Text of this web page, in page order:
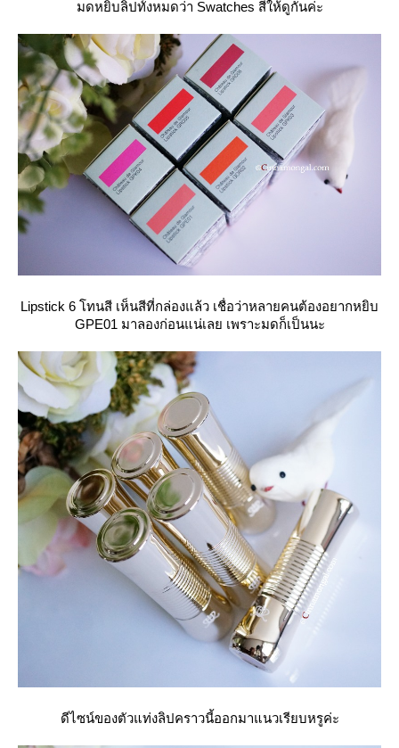
มดหยิบลิปทั้งหมดว่า Swatches สีให้ดูกันค่ะ
Lipstick 6 โทนสี เห็นสีที่กล่องแล้ว เชื่อว่าหลายคนต้องอยากหยิบ
GPE01 มาลองก่อนแน่เลย เพราะมดก็เป็นนะ
ดีไซน์ของตัวแท่งลิปคราวนี้ออกมาแนวเรียบหรูค่ะ